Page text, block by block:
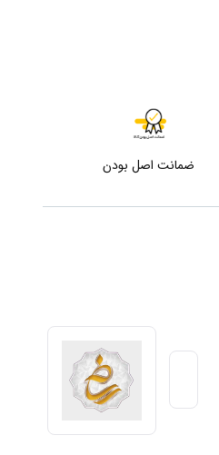
ضمانت اصل بودن